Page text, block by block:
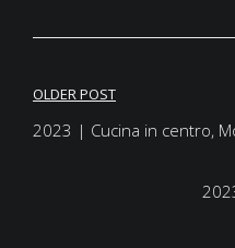
Navigazione
OLDER POST
2023 | Cucina in centro,